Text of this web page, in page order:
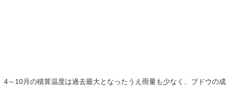
～10月の積算温度は過去最大となったうえ雨量も少なく、ブドウの